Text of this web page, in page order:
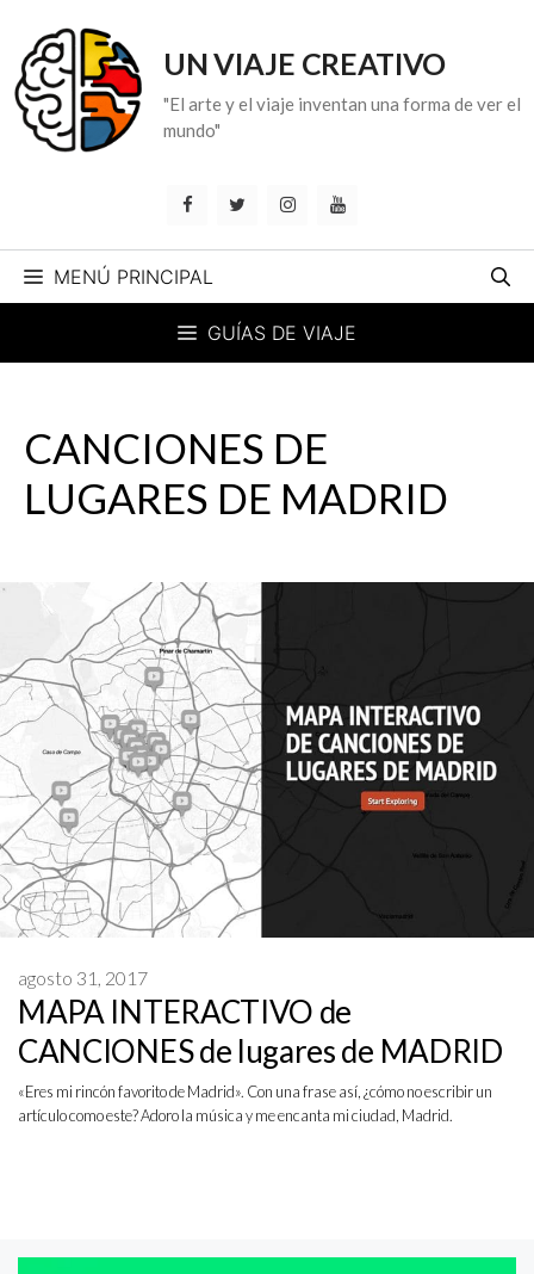
contenido
UN VIAJE CREATIVO
"El arte y el viaje inventan una forma de ver el
mundo"
MENÚ PRINCIPAL
GUÍAS DE VIAJE
CANCIONES DE
LUGARES DE MADRID
MAPA INTERACTIVO de
CANCIONES de lugares de MADRID
agosto 31, 2017
«Eres mi rincón favorito de Madrid». Con una frase así, ¿cómo no escribir un
artículo como este? Adoro la música y me encanta mi ciudad, Madrid.